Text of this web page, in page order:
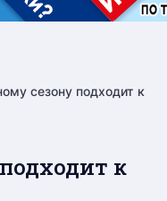
сезону подходит к
к